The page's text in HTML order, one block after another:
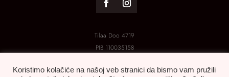
Tilaa Doo 4719
PIB 110035158
Koristimo kolačiće na našoj veb stranici da bismo vam pružili